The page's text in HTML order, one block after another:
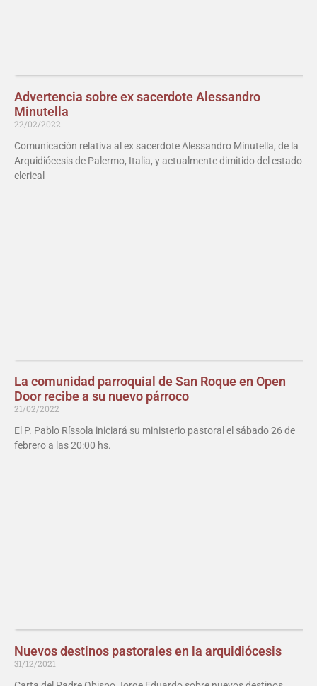
Advertencia sobre ex sacerdote Alessandro
Minutella
22/02/2022
Comunicación relativa al ex sacerdote Alessandro Minutella, de la
Arquidiócesis de Palermo, Italia, y actualmente dimitido del estado
clerical
La comunidad parroquial de San Roque en Open
Door recibe a su nuevo párroco
21/02/2022
El P. Pablo Ríssola iniciará su ministerio pastoral el sábado 26 de
febrero a las 20:00 hs.
Nuevos destinos pastorales en la arquidiócesis
31/12/2021